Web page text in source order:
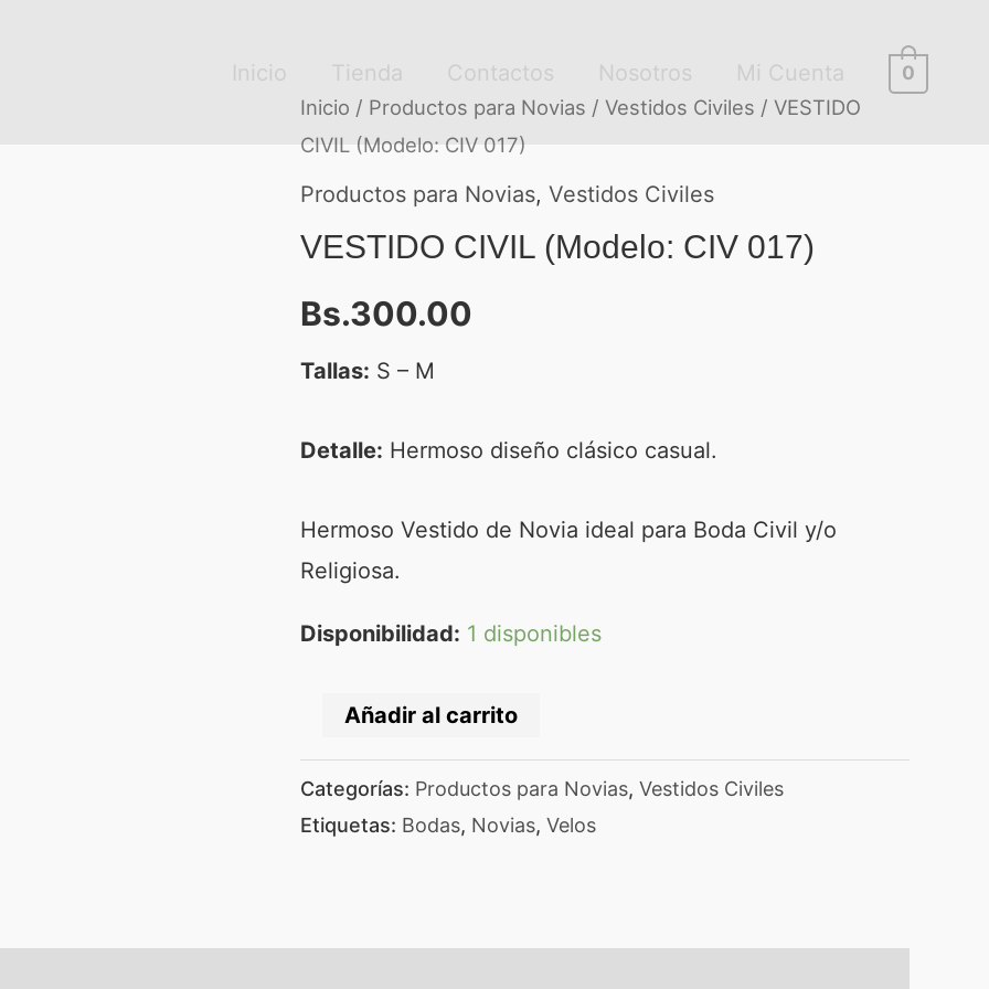
Inicio Tienda Contactos Nosotros Mi Cuenta 0
Inicio / Productos para Novias / Vestidos Civiles / VESTIDO
CIVIL (Modelo: CIV 017)
Productos para Novias, Vestidos Civiles
VESTIDO CIVIL (Modelo: CIV 017)
Bs.300.00
Tallas: S – M
Detalle: Hermoso diseño clásico casual.
Hermoso Vestido de Novia ideal para Boda Civil y/o
Religiosa.
Disponibilidad: 1 disponibles
VESTIDO
CIVIL
(Modelo:
CIV
cantidad
Añadir al carrito
Categorías: Productos para Novias, Vestidos Civiles
Etiquetas: Bodas, Novias, Velos